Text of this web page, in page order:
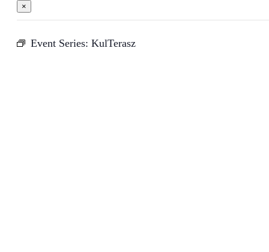
×
Event Series: KulTerasz